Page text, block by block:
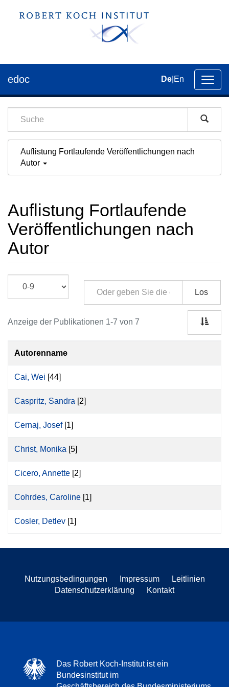
der
edoc De En
Auflistung Fortlaufende Veröffentlichungen nach
Autor
Auflistung Fortlaufende
Veröffentlichungen nach
Autor
Los
Anzeige der Publikationen 1-7 von 7
Autorenname
Cai, Wei [44]
Caspritz, Sandra [2]
Cernaj, Josef[1]
Christ, Monika [5]
Cicero, Annette [2]
Cohrdes, Caroline [1]
Cosler, Detlev [1]
Nutzungsbedingungen Impressum
Leitlinien
Datenschutzerklärung
Kontakt
Das Robert Koch-Institut ist ein
Bundesinstitut im